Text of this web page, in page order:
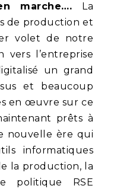
marche….
La
de production et
volet de notre
vers l’entreprise
un grand
et beaucoup
en œuvre sur ce
prêts à
nouvelle ère qui
informatiques
la production, la
politique RSE